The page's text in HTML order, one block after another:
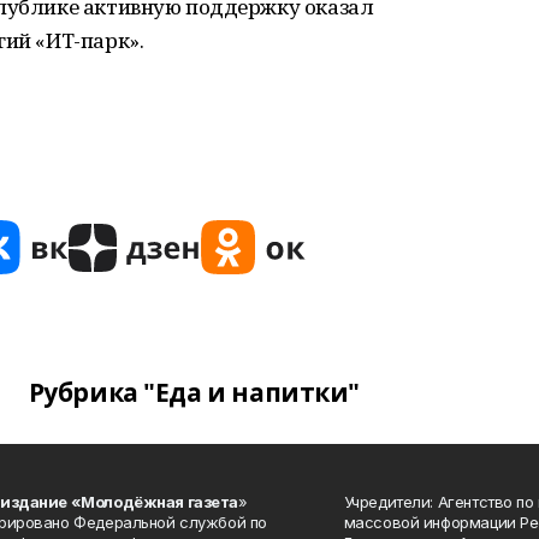
активную поддержку оказал
«ИТ-парк».
Рубрика "Еда и напитки"
«Молодёжная газета»
Федеральной службой по
Учредители: Агентство
массовой информации